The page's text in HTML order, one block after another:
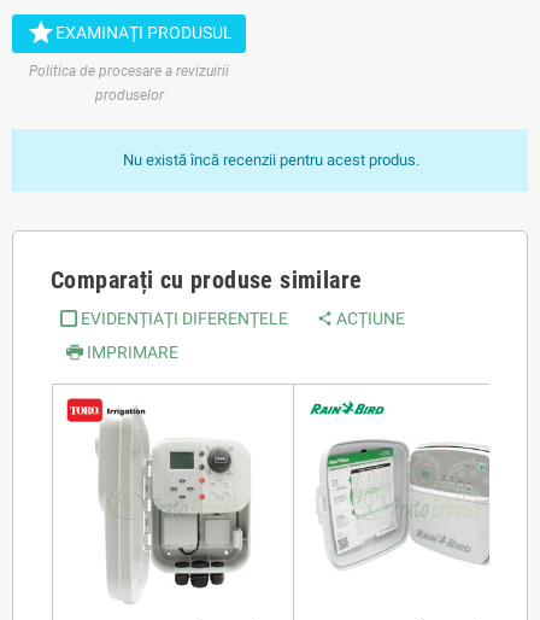
EXAMINAȚI PRODUSUL
Politica de procesare a revizuirii
produselor
Nu există încă recenzii pentru acest produs.
Comparați cu produse similare
EVIDENȚIAȚI DIFERENȚELE
ACȚIUNE
IMPRIMARE